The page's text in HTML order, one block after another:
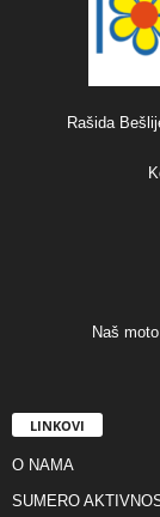
Rašida
Naš
LINKOVI
O NAMA
SUMERO